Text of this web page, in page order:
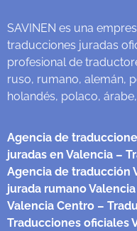
SAVINEN es una
traducciones juradas
profesional de
ruso, rumano, alemán,
holandés, polaco,
Agencia de
juradas en Valencia –
Agencia de traducción
jurada rumano
Valencia Centro –
Traducciones oficiales